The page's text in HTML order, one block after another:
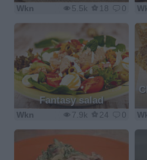
5.5k 18 0
Wkn
Fantasy salad
7.9k 24 0
Wkn